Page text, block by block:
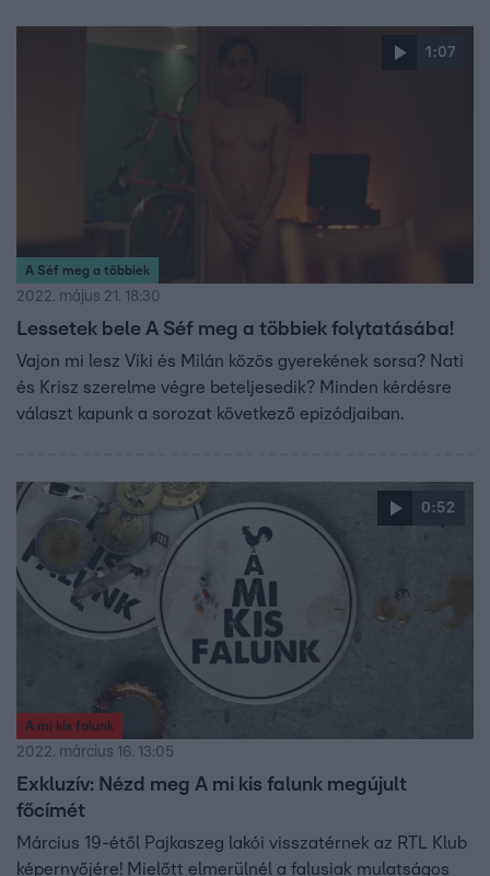
1:07
A Séf meg a többiek
2022. május 21. 18:30
Lessetek bele A Séf meg a többiek folytatásába!
Vajon mi lesz Viki és Milán közös gyerekének sorsa? Nati
és Krisz szerelme végre beteljesedik? Minden kérdésre
választ kapunk a sorozat következő epizódjaiban.
0:52
A mi kis falunk
2022. március 16. 13:05
Exkluzív: Nézd meg A mi kis falunk megújult
főcímét
Március 19-étől Pajkaszeg lakói visszatérnek az RTL Klub
képernyőjére! Mielőtt elmerülnél a falusiak mulatságos